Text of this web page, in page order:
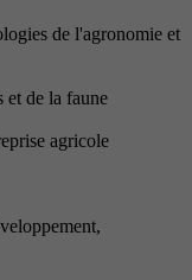
de l'agronomie et
et de la faune
agricole